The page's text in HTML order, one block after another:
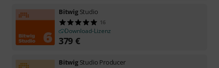
Bitwig Studio
16
Download-Lizenz
379 €
Bitwig Studio Producer